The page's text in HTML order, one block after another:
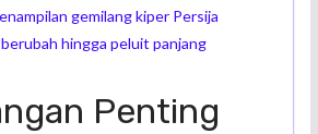
gemilang kiper Persija
hingga peluit panjang
Penting